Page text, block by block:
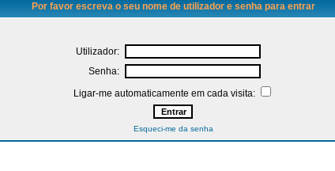
Por favor escreva o seu nome de utilizador e senha para entrar
Utilizador:
Senha:
Ligar-me automaticamente em cada visita:
Esqueci-me da senha